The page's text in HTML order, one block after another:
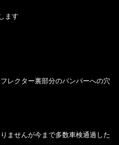
ます
レクター裏部分のバンパーへの穴
ませんが今まで多数車検通過した